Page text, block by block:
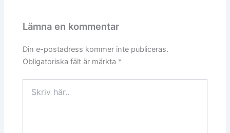
Lämna en kommentar
Din e-postadress kommer inte publiceras.
Obligatoriska fält är märkta *
här..